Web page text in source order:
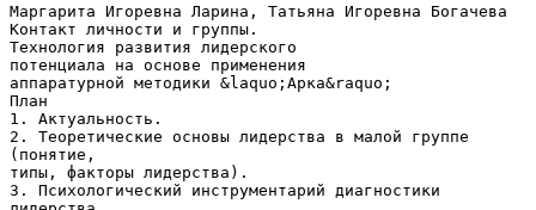
Маргарита Игоревна Ларина, Татьяна Игоревна Богачева
Контакт личности и группы.
Технология развития лидерского
потенциала на основе применения
аппаратурной методики &laquo;Арка&raquo;
План
1. Актуальность.
2. Теоретические основы лидерства в малой группе
(понятие,
типы, факторы лидерства).
3. Психологический инструментарий диагностики